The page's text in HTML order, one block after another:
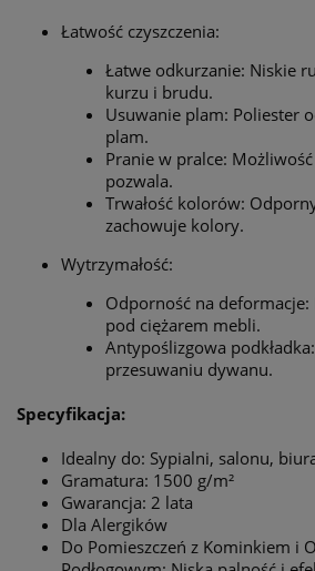
Łatwość czyszczenia:
Łatwe odkurzanie: Niskie
kurzu i brudu.
Usuwanie plam: Poliester
plam.
Pranie w pralce:
pozwala.
Trwałość kolorów:
zachowuje kolory.
Wytrzymałość:
Odporność na deformacje:
pod ciężarem mebli.
Antypoślizgowa
przesuwaniu dywanu.
Specyfikacja:
Idealny do: Sypialni, salonu,
Gramatura: 1500 g/m²
Gwarancja: 2 lata
Dla Alergików
Do Pomieszczeń z Kominkiem i